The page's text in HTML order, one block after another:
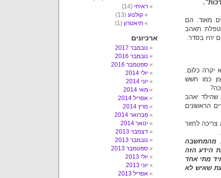
מאוד. הם
תאהב
יהיו בסדר.
יקרה כלום.
כמו חשש
שהילד יאהב
הראשונים
לחזור
מהמחשבה
הידע הזה
מתי אחד
שאיש לא
ראיתי (14)
קולנוע (13)
תיאטרון (1)
ארכיונים
נובמבר 2017
נובמבר 2016
ספטמבר 2016
יולי 2014
יוני 2014
מאי 2014
אפריל 2014
מרץ 2014
פברואר 2014
ינואר 2014
דצמבר 2013
נובמבר 2013
ספטמבר 2013
יולי 2013
יוני 2013
אפריל 2013